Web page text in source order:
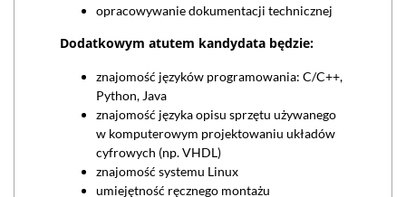
opracowywanie dokumentacji technicznej
Dodatkowym atutem kandydata będzie:
znajomość języków programowania: C/C++,
Python, Java
znajomość języka opisu sprzętu używanego
w komputerowym projektowaniu układów
cyfrowych (np. VHDL)
znajomość systemu Linux
umiejętność ręcznego montażu